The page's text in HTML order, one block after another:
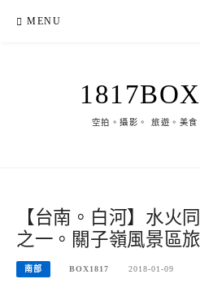
MENU
空拍。攝影。 旅遊。美食
【台南。白河】水火
之一。關子嶺風景區
南部 BOX1817 2018-01-09